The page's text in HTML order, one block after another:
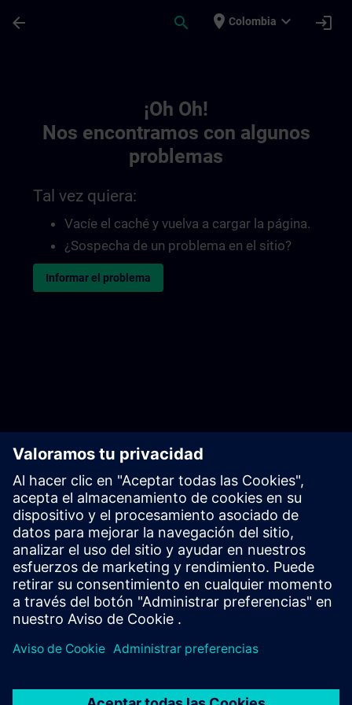
arrow_back search place Colombia expand_more login
¡Oh Oh!
Nos encontramos con algunos
problemas
Tal vez quiera:
Vacíe el caché y vuelva a cargar la página.
¿Sospecha de un problema en el sitio?
Informar el problema